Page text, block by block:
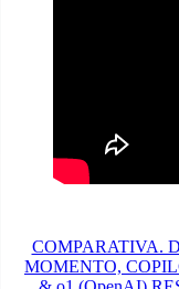
COMPARATIVA.
MOMENTO,